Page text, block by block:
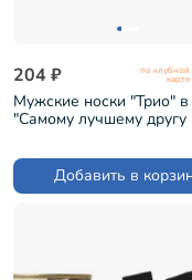
204 ₽ по клубной
карте
Мужские носки "Трио" в
"Самому лучшему другу
Добавить в